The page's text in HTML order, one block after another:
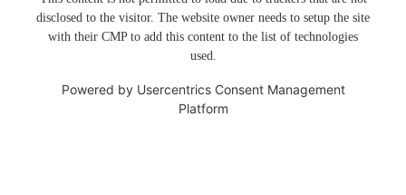
disclosed to the visitor. The website owner needs to setup the site
with their CMP to add this content to the list of technologies
used.
Powered by Usercentrics Consent Management
Platform